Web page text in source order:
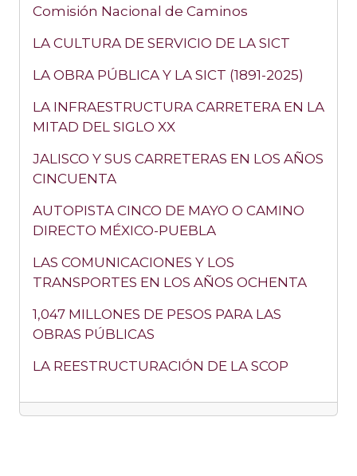
Comisión Nacional de Caminos
LA CULTURA DE SERVICIO DE LA SICT
LA OBRA PÚBLICA Y LA SICT (1891-2025)
LA INFRAESTRUCTURA CARRETERA EN LA
MITAD DEL SIGLO XX
JALISCO Y SUS CARRETERAS EN LOS AÑOS
CINCUENTA
AUTOPISTA CINCO DE MAYO O CAMINO
DIRECTO MÉXICO-PUEBLA
LAS COMUNICACIONES Y LOS
TRANSPORTES EN LOS AÑOS OCHENTA
1,047 MILLONES DE PESOS PARA LAS
OBRAS PÚBLICAS
LA REESTRUCTURACIÓN DE LA SCOP